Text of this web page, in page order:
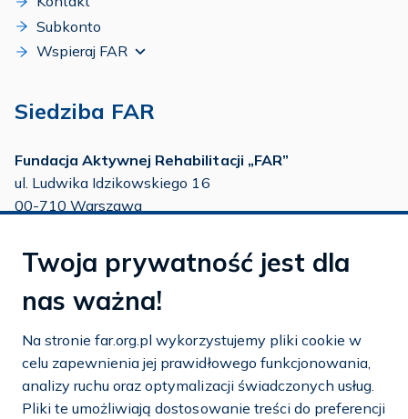
Subkonto
Wspieraj FAR
Siedziba FAR
Fundacja Aktywnej Rehabilitacji „FAR”
ul. Ludwika Idzikowskiego 16
00-710 Warszawa
tel.:22 651 88 03
22 858 26 39
tel.:22 642 22 91
e-mail:info@far.org.pl
Twoja prywatność jest dla
nas ważna!
Na stronie far.org.pl wykorzystujemy pliki cookie w
celu zapewnienia jej prawidłowego funkcjonowania,
analizy ruchu oraz optymalizacji świadczonych usług.
Pliki te umożliwiają dostosowanie treści do preferencji